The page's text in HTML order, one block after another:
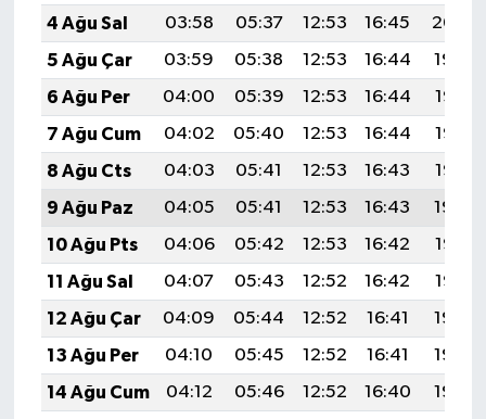
4 Ağu Sal
03:58 05:37 12:53 16:45
20:00
5 Ağu Çar
03:59 05:38 12:53 16:44
19:59
6 Ağu Per
04:00 05:39 12:53 16:44
19:58
7 Ağu Cum
04:02 05:40 12:53 16:44
19:56
8 Ağu Cts
04:03 05:41 12:53 16:43
19:55
9 Ağu Paz
04:05 05:41 12:53 16:43
19:54
10 Ağu Pts
04:06 05:42 12:53 16:42
19:53
11 Ağu Sal
04:07 05:43 12:52 16:42
19:52
12 Ağu Çar
04:09 05:44 12:52 16:41
19:50
13 Ağu Per
04:10 05:45 12:52 16:41
19:49
14 Ağu Cum
04:12 05:46 12:52 16:40
19:48